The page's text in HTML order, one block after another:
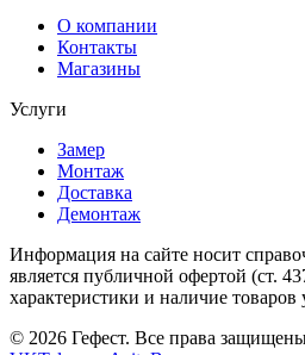
О компании
Контакты
Магазины
Услуги
Замер
Монтаж
Доставка
Демонтаж
Информация на сайте носит
является публичной офертой (ст.
характеристики и наличие
© 2026 Гефест. Все права